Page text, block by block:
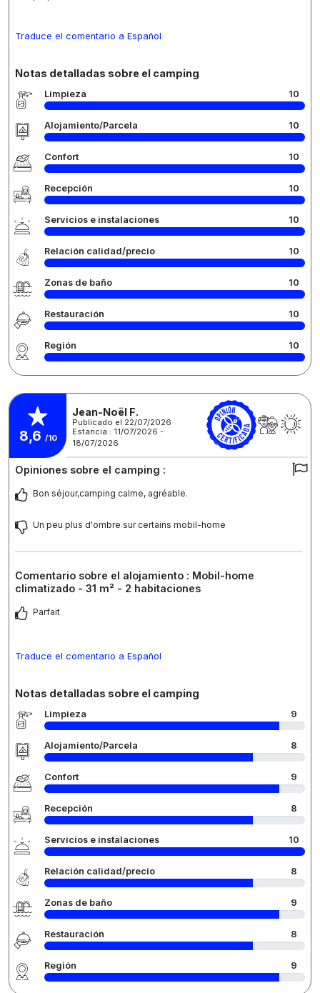
Traduce el comentario a Español
Notas detalladas sobre el camping
Limpieza 10
Alojamiento/Parcela 10
Confort 10
Recepción 10
Servicios e instalaciones 10
Relación calidad/precio 10
Zonas de baño 10
Restauración 10
Región 10
8,6 /10
Jean-Noël F.
Publicado el 22/07/2026
Estancia : 11/07/2026 -
18/07/2026
Opiniones sobre el camping :
Bon séjour,camping calme, agréable.
Un peu plus d'ombre sur certains mobil-home
Comentario sobre el alojamiento : Mobil-home
climatizado - 31 m² - 2 habitaciones
Parfait
Traduce el comentario a Español
Notas detalladas sobre el camping
Limpieza 9
Alojamiento/Parcela 8
Confort 9
Recepción 8
Servicios e instalaciones 10
Relación calidad/precio 8
Zonas de baño 9
Restauración 8
Región 9